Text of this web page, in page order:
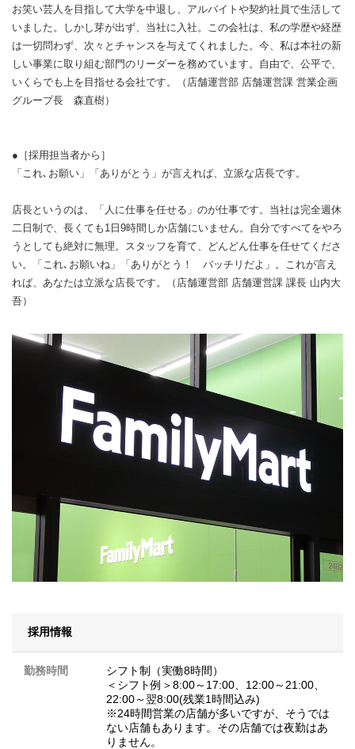
お笑い芸人を目指して大学を中退し、アルバイトや契約社員で生活して
いました。しかし芽が出ず、当社に入社。この会社は、私の学歴や経歴
は一切問わず、次々とチャンスを与えてくれました。今、私は本社の新
しい事業に取り組む部門のリーダーを務めています。自由で、公平で、
いくらでも上を目指せる会社です。（店舗運営部 店舗運営課 営業企画
グループ長 森直樹）
●［採用担当者から］
「これ､お願い」「ありがとう」が言えれば、立派な店長です。
店長というのは、「人に仕事を任せる」のが仕事です。当社は完全週休
二日制で、長くても1日9時間しか店舗にいません。自分ですべてをやろ
うとしても絶対に無理。スタッフを育て、どんどん仕事を任せてくださ
い。「これ､お願いね」「ありがとう！ バッチリだよ」。これが言え
れば、あなたは立派な店長です。（店舗運営部 店舗運営課 課長 山内大
吾）
採用情報
勤務時間
シフト制（実働8時間）
＜シフト例＞8:00～17:00、12:00～21:00、
22:00～翌8:00(残業1時間込み)
※24時間営業の店舗が多いですが、そうでは
ない店舗もあります。その店舗では夜勤はあ
りません。